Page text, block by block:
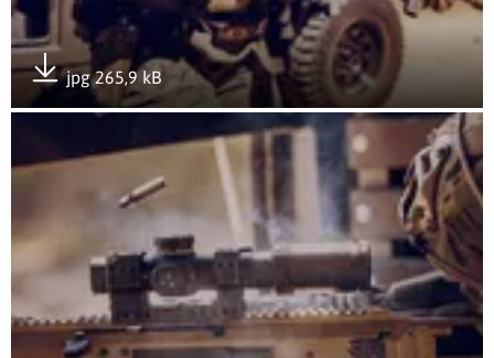
jpg 265,9 kB
Pobierz załącznik
Otwórz załącznik Rozwój przez doświadczenie-